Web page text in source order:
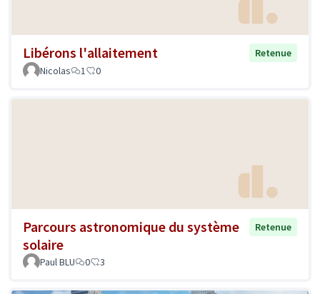
Libérons l'allaitement
Retenue
Nicolas
1 0
Parcours astronomique du système
solaire
Retenue
Paul BLU 0 3